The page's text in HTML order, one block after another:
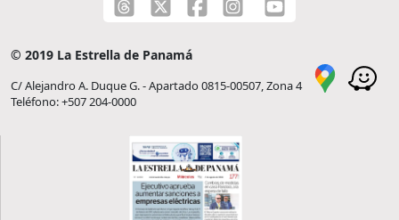
© 2019 La Estrella de Panamá
C/ Alejandro A. Duque G. - Apartado 0815-00507, Zona 4
Teléfono: +507 204-0000